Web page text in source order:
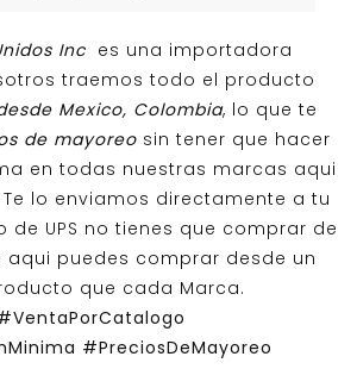
Inc es una importadora
traemos todo el producto
Mexico, Colombia, lo que te
de mayoreosin tener que hacer
en todas nuestras marcas aqui
lo enviamos directamente a tu
de UPS no tienes que comprar de
puedes comprar desde un
que cada Marca.
#PreciosDeMayoreo